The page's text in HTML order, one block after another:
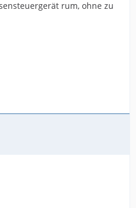
rum, ohne zu